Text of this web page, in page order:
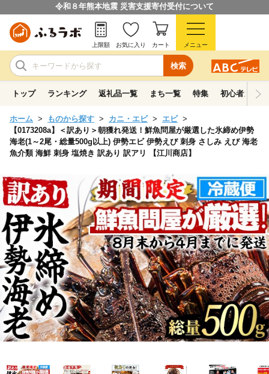
令和８年熊本地震 災害支援寄付受付について
検索
上限額 お気に入り カート メニュー
トップ ランキング 返礼品一覧 まち一覧 特集 初心者ガイド
ホーム ものから探す カニ・エビ
エビ
【0173208a】＜訳あり＞朝獲れ発送！鮮魚問屋が厳選した氷締め伊勢
海老(1～2尾・総量500g以上) 伊勢エビ 伊勢えび 刺身 さしみ えび 海老
魚介類 海鮮 刺身 塩焼き 訳あり 訳アリ 【江川商店】